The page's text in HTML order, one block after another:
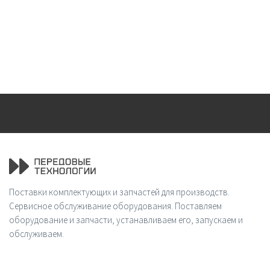
Поставки комплектующих и запчастей для производств.
Сервисное обслуживание оборудования. Поставляем
оборудование и запчасти, устанавливаем его, запускаем и
обслуживаем.